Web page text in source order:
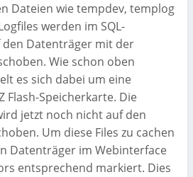
Dateien wie tempdev, templog
werden im SQL-
Datenträger mit der
Wie schon oben
es sich dabei um eine
Flash-Speicherkarte. Die
jetzt noch nicht auf den
Um diese Files zu cachen
Datenträger im Webinterface
entsprechend markiert. Dies